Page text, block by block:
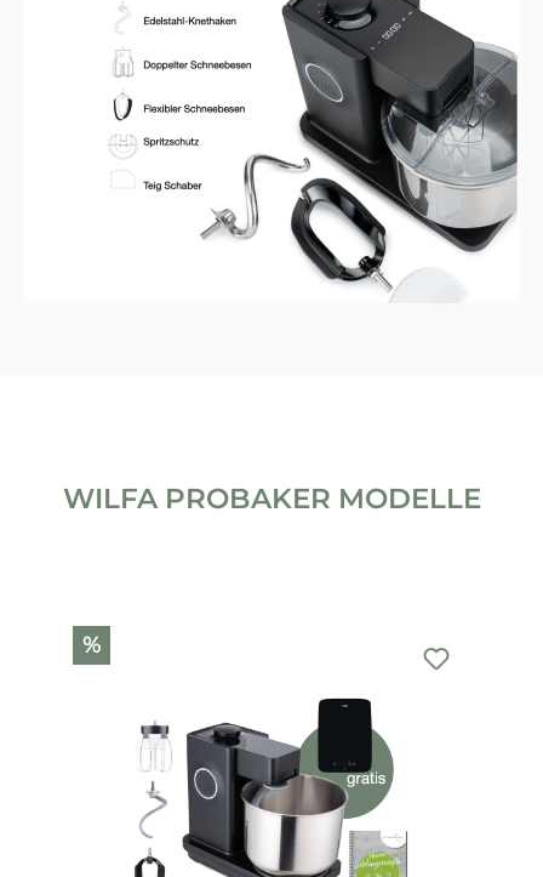
WILFA PROBAKER MODELLE
Produktgalerie überspringen
%